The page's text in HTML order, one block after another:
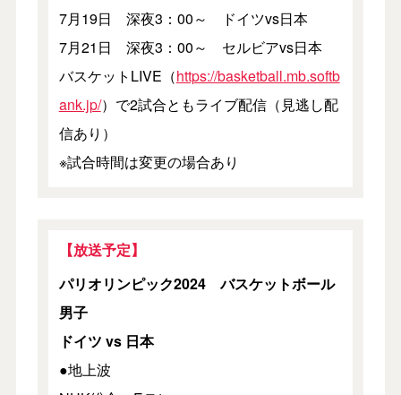
7月19日 深夜3：00～ ドイツvs日本
7月21日 深夜3：00～ セルビアvs日本
バスケットLIVE（https://basketball.mb.softb
ank.jp/）で2試合ともライブ配信（見逃し配
信あり）
※試合時間は変更の場合あり
【放送予定】
パリオリンピック2024 バスケットボール
男子
ドイツ vs 日本
●地上波